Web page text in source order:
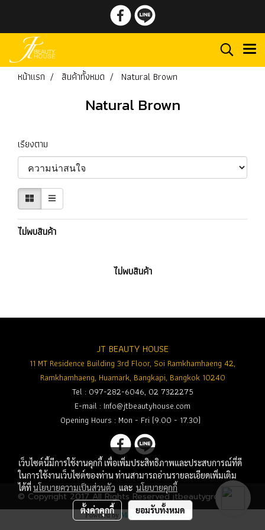
หน้าแรก สินค้าทั้งหมด Natural Brown
Natural Brown
เรียงตาม
ไม่พบสินค้า
ไม่พบสินค้า
JT BEAUTY HOUSE
11 MT Residence Building 3rd Floor, Soi Ramkhamhaeng 42,
Ramkhamhaeng, Huamark, Bangkapi, Bangkok 10240
Tel : 097-282-6046, 02 7322275
E-mail : Info@jtbeautyhouse.com
Opening Hours : Mon - Fri (9.00 - 17.30)
© Copyright 2017 All Rights Reserved jtbeautygroup.com
Powered by MakeWebEasy.com
เว็บไซต์นี้มีการใช้งานคุกกี้ เพื่อเพิ่มประสิทธิภาพและประสบการณ์ที่ดี
ในการใช้งานเว็บไซต์ของท่าน ท่านสามารถอ่านรายละเอียดเพิ่มเติม
ได้ที่นโยบายความเป็นส่วนตัว และ นโยบายคุกกี้
ตั้งค่าคุกกี้ ยอมรับทั้งหมด